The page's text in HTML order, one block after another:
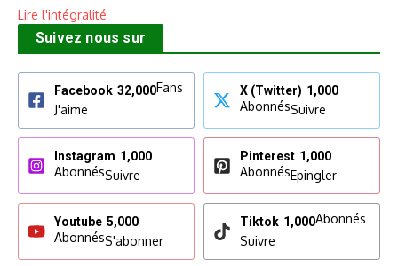
Lire l'intégralité
Suivez nous sur
Facebook 32,000Fans
J'aime
X (Twitter) 1,000
AbonnésSuivre
Instagram 1,000
AbonnésSuivre
Pinterest 1,000
AbonnésEpingler
Youtube 5,000
AbonnésS'abonner
Tiktok 1,000Abonnés
Suivre